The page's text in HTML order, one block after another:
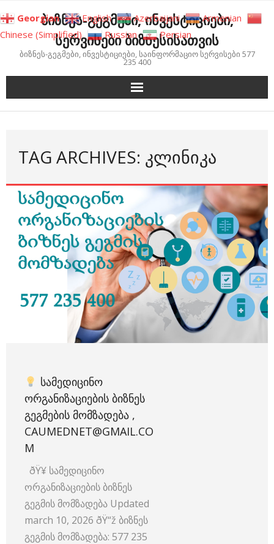
to
content
ბიზნეს-გეგმები, ინვესტიციები,
სერვისები ბიზნესისათვის
ბიზნეს-გეგმები, ინვესტიციები, საინფორმაციო სერვისები 577
235 400
TAG ARCHIVES: ᲙᲚᲘᲜᲘᲙᲐ
ᲡᲐᲛᲔᲓᲘᲪᲘᲜᲝ
ᲝᲠᲒᲐᲜᲘᲖᲐᲪᲘᲔᲑᲘᲡ ᲑᲘᲖᲜᲔᲡ
ᲒᲔᲒᲛᲔᲑᲘᲡ ᲛᲝᲛᲖᲐᲓᲔᲑᲐ ,
CAUMEDNET@GMAIL.CO
M
ðŸ¥ სამედიცინო
ორგანიზაციების ბიზნეს
გეგმის მომზადება Updated
march 10, 2026 ðŸ“ž ბიზნეს
გეგმის მომზადება: 577 235
Georgian English Azerbaijani
Armenian
Chinese (Simplified)
Russian Persian